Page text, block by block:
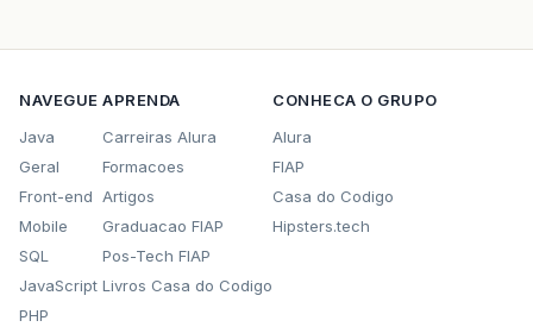
NAVEGUE
Java
Geral
Front-end
Mobile
SQL
JavaScript
PHP
APRENDA
Carreiras Alura
Formacoes
Artigos
Graduacao FIAP
Pos-Tech FIAP
Livros Casa do Codigo
CONHECA O GRUPO
Alura
FIAP
Casa do Codigo
Hipsters.tech